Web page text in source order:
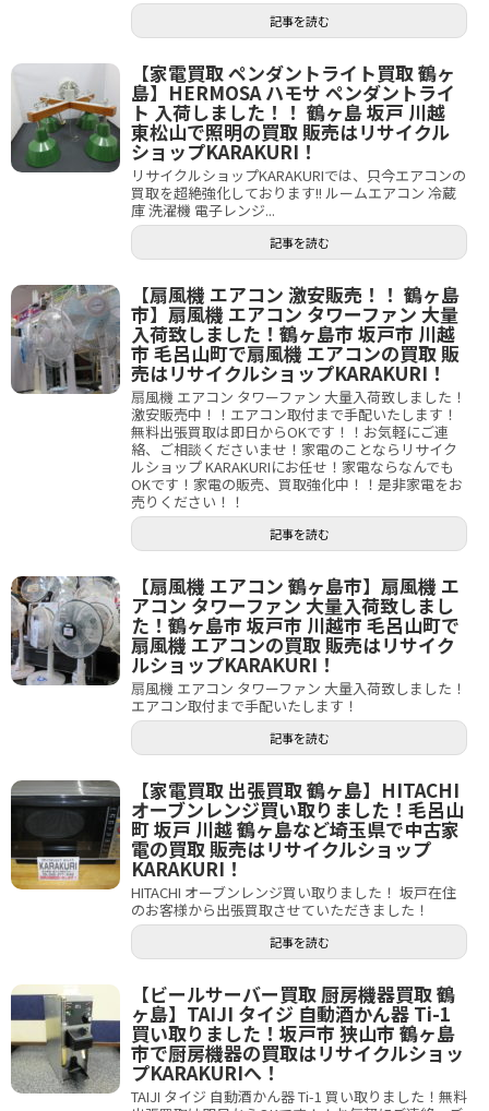
記事を読む
【家電買取 ペンダントライト買取 鶴ヶ
島】HERMOSA ハモサ ペンダントライ
ト 入荷しました！！ 鶴ヶ島 坂戸 川越
東松山で照明の買取 販売はリサイクル
ショップKARAKURI！
リサイクルショップKARAKURIでは、只今エアコンの
買取を超絶強化しております!! ルームエアコン 冷蔵
庫 洗濯機 電子レンジ...
記事を読む
【扇風機 エアコン 激安販売！！ 鶴ヶ島
市】扇風機 エアコン タワーファン 大量
入荷致しました！鶴ヶ島市 坂戸市 川越
市 毛呂山町で扇風機 エアコンの買取 販
売はリサイクルショップKARAKURI！
扇風機 エアコン タワーファン 大量入荷致しました！
激安販売中！！エアコン取付まで手配いたします！
無料出張買取は即日からOKです！！お気軽にご連
絡、ご相談くださいませ！家電のことならリサイク
ルショップ KARAKURIにお任せ！家電ならなんでも
OKです！家電の販売、買取強化中！！是非家電をお
売りください！！
記事を読む
【扇風機 エアコン 鶴ヶ島市】扇風機 エ
アコン タワーファン 大量入荷致しまし
た！鶴ヶ島市 坂戸市 川越市 毛呂山町で
扇風機 エアコンの買取 販売はリサイク
ルショップKARAKURI！
扇風機 エアコン タワーファン 大量入荷致しました！
エアコン取付まで手配いたします！
記事を読む
【家電買取 出張買取 鶴ヶ島】HITACHI
オーブンレンジ買い取りました！毛呂山
町 坂戸 川越 鶴ヶ島など埼玉県で中古家
電の買取 販売はリサイクルショップ
KARAKURI！
HITACHI オーブンレンジ買い取りました！ 坂戸在住
のお客様から出張買取させていただきました！
記事を読む
【ビールサーバー買取 厨房機器買取 鶴
ヶ島】TAIJI タイジ 自動酒かん器 Ti-1
買い取りました！坂戸市 狭山市 鶴ヶ島
市で厨房機器の買取はリサイクルショッ
プKARAKURIへ！
TAIJI タイジ 自動酒かん器 Ti-1 買い取りました！無料